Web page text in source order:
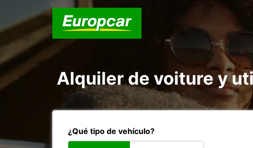
Alquiler de voiture y
¿Qué tipo de vehículo?